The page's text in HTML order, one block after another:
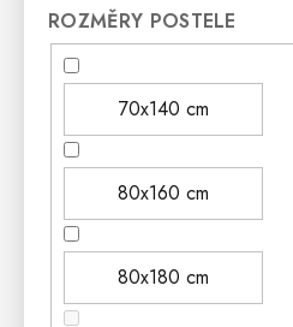
ROZMĚRY POSTELE
70x140 cm
80x160 cm
80x180 cm